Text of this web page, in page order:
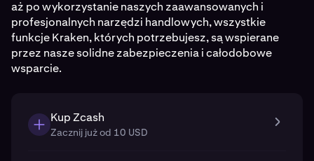
aż po wykorzystanie naszych zaawansowanych i
profesjonalnych narzędzi handlowych, wszystkie
funkcje Kraken, których potrzebujesz, są wspierane
przez nasze solidne zabezpieczenia i całodobowe
wsparcie.
Kup Zcash
Zacznij już od 10 USD